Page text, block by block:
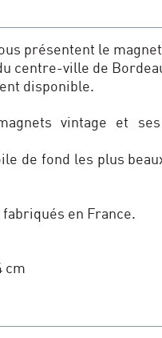
présentent le
centre-ville de
disponible.
vintage et
de fond les plus
en France.
cm